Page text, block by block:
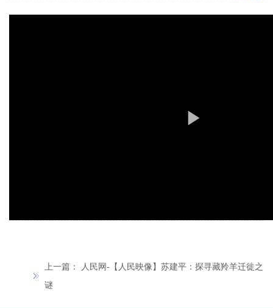
上一篇：
人民网-【人民映像】苏建平：探寻藏羚羊迁徙之
谜